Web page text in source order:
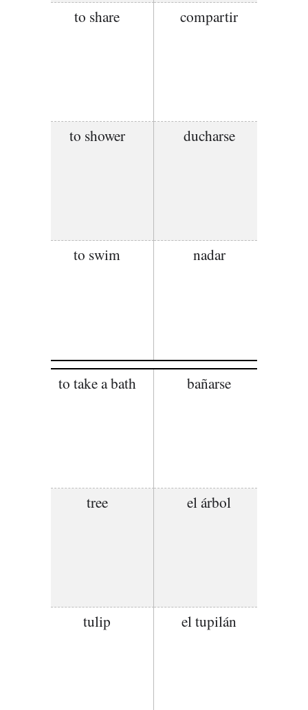
to share compartir
to shower ducharse
to swim nadar
to take a bath bañarse
tree el árbol
tulip el tupilán